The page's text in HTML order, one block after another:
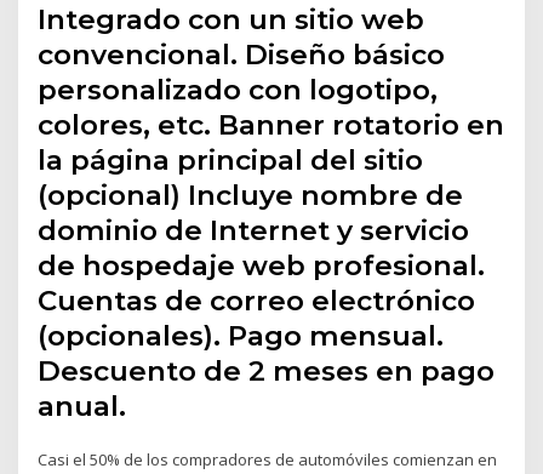
Integrado con un sitio web
convencional. Diseño básico
personalizado con logotipo,
colores, etc. Banner rotatorio en
la página principal del sitio
(opcional) Incluye nombre de
dominio de Internet y servicio
de hospedaje web profesional.
Cuentas de correo electrónico
(opcionales). Pago mensual.
Descuento de 2 meses en pago
anual.
Casi el 50% de los compradores de automóviles comienzan en